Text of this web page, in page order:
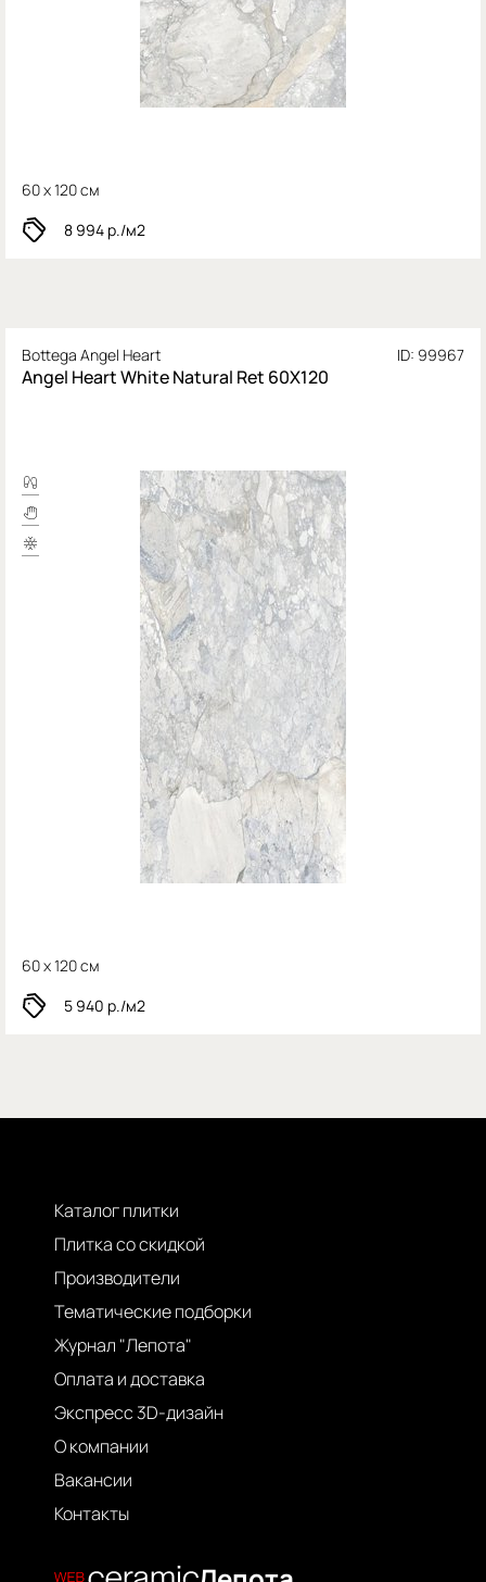
60 x 120 см
8 994 р./м2
Bottega Angel Heart ID: 99967
Angel Heart White Natural Ret 60X120
60 x 120 см
5 940 р./м2
Каталог плитки
Плитка со скидкой
Производители
Тематические подборки
Журнал "Лепота"
Оплата и доставка
Экспресс 3D-дизайн
О компании
Вакансии
Контакты